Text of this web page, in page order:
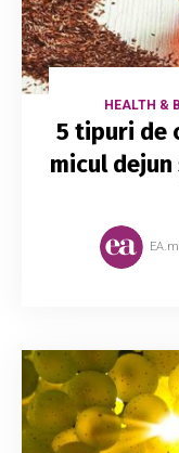
HEALTH &
5 tipuri de
micul